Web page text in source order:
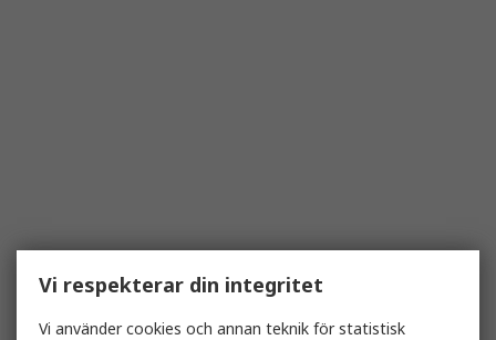
Vi respekterar din integritet
Vi använder cookies och annan teknik för statistisk